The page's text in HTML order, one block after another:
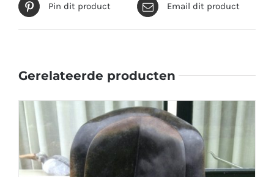
Pin dit product Email dit product
Gerelateerde producten